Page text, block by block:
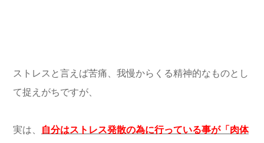
ストレスと言えば苦痛、我慢からくる精神的なものとし
て捉えがちですが、
実は、
自分はストレス発散の為に行っている事が「肉体